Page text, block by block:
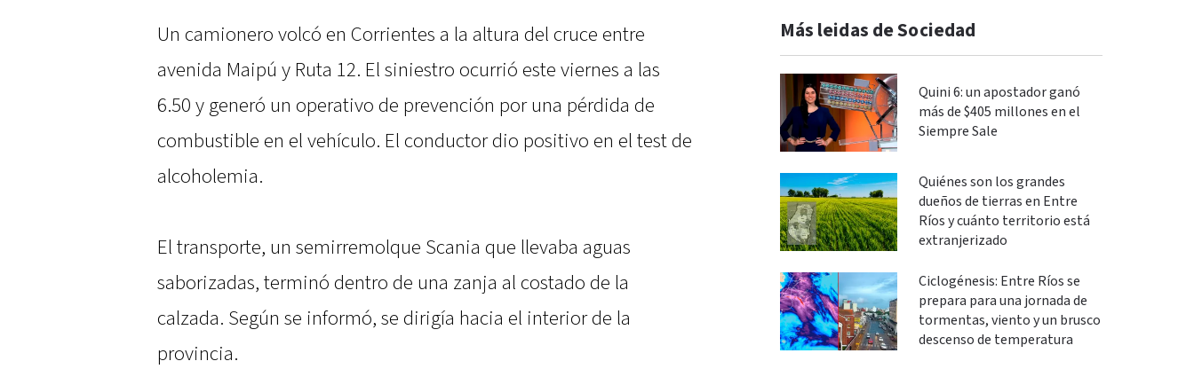
Un camionero volcó en Corrientes a la altura del cruce entre
avenida Maipú y Ruta 12. El siniestro ocurrió este viernes a las
6.50 y generó un operativo de prevención por una pérdida de
combustible en el vehículo. El conductor dio positivo en el test de
alcoholemia.
El transporte, un semirremolque Scania que llevaba aguas
saborizadas, terminó dentro de una zanja al costado de la
calzada. Según se informó, se dirigía hacia el interior de la
provincia.
Más leidas de Sociedad
Quini 6: un apostador ganó
más de $405 millones en el
Siempre Sale
Quiénes son los grandes
dueños de tierras en Entre
Ríos y cuánto territorio está
extranjerizado
Ciclogénesis: Entre Ríos se
prepara para una jornada de
tormentas, viento y un brusco
descenso de temperatura